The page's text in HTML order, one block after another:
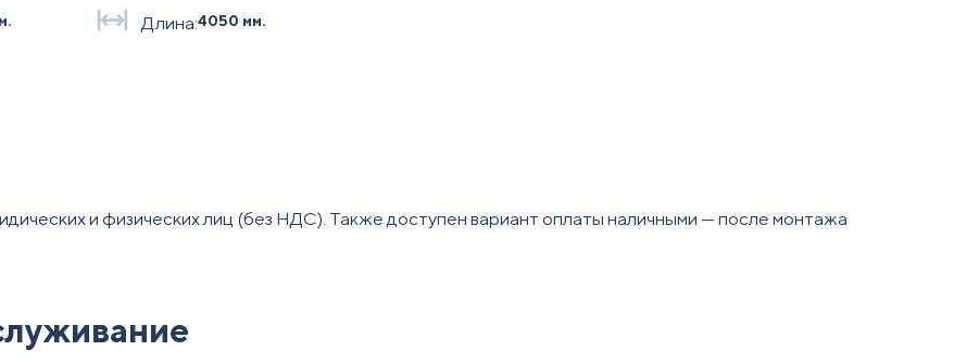
Длина:4050 мм.
и физических лиц (без НДС). Также доступен вариант оплаты наличными — после монтажа